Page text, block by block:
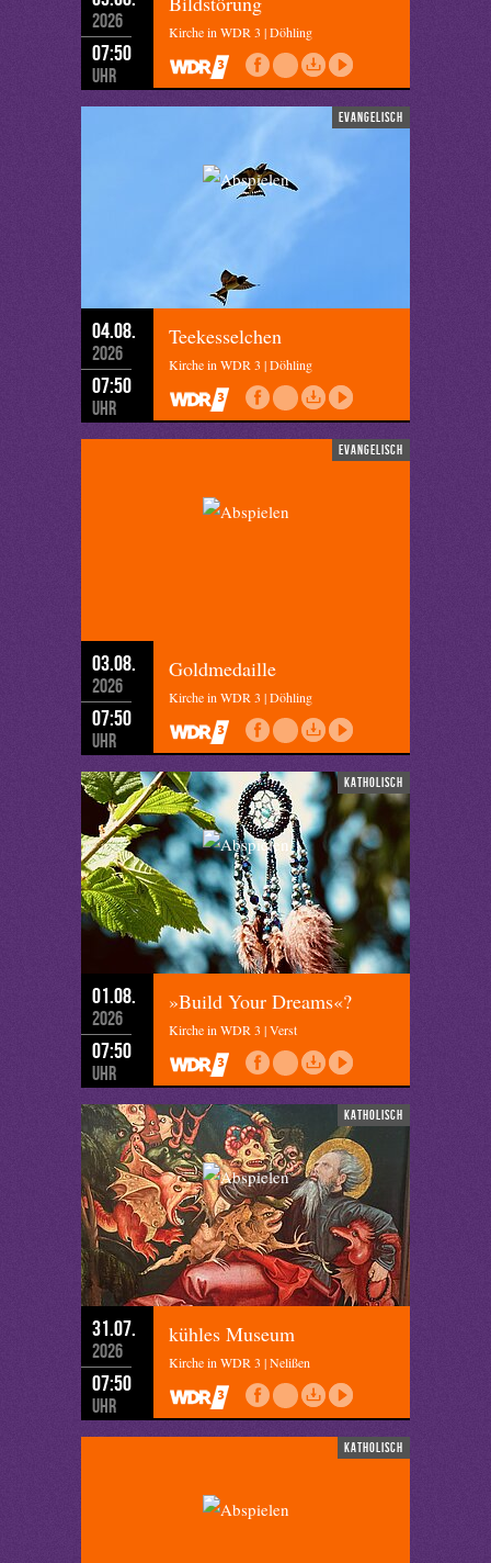
2026
07:50
Uhr
Kirche in WDR 3 | Döhling
evangelisch
04.08.
2026
07:50
Uhr
Teekesselchen
Kirche in WDR 3 | Döhling
evangelisch
03.08.
2026
07:50
Uhr
Goldmedaille
Kirche in WDR 3 | Döhling
katholisch
01.08.
2026
07:50
Uhr
»Build Your Dreams«?
Kirche in WDR 3 | Verst
katholisch
31.07.
2026
07:50
Uhr
kühles Museum
Kirche in WDR 3 | Nelißen
katholisch